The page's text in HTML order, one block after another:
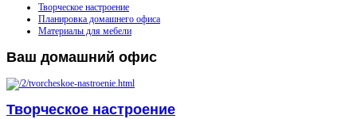
Творческое настроение
Планировка домашнего офиса
Материалы для мебели
Ваш домашний офис
Творческое настроение